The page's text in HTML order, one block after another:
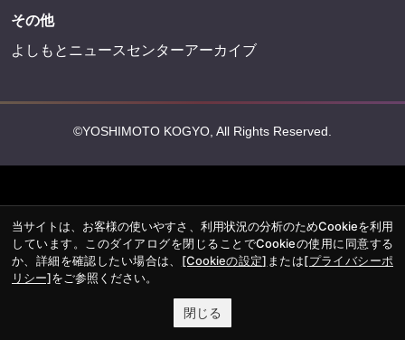
その他
よしもとニュースセンターアーカイブ
©YOSHIMOTO KOGYO, All Rights Reserved.
当サイトは、お客様の使いやすさ、利用状況の分析のためCookieを利用
しています。このダイアログを閉じることでCookieの使用に同意する
か、詳細を確認したい場合は、 [Cookieの設定] または[プライバシーポ
リシー]をご参照ください。
閉じる